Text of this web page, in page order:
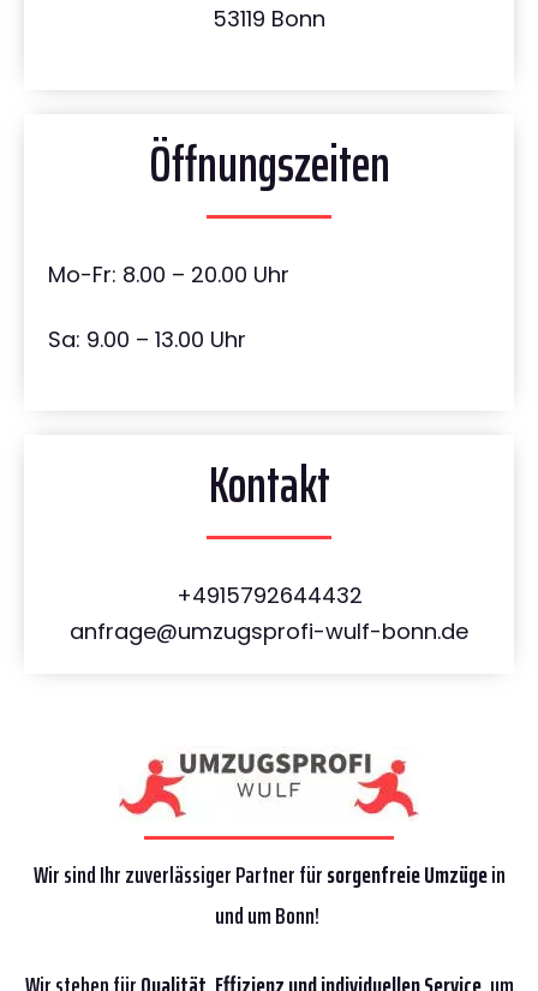
53119 Bonn
Öffnungszeiten
Mo-Fr: 8.00 – 20.00 Uhr
Sa: 9.00 – 13.00 Uhr
Kontakt
+4915792644432
anfrage@umzugsprofi-wulf-bonn.de
Wir sind Ihr zuverlässiger Partner fürsorgenfreie Umzügein
und um Bonn!